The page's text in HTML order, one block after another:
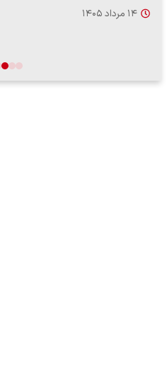
۱۴ مرداد ۱۴۰۵